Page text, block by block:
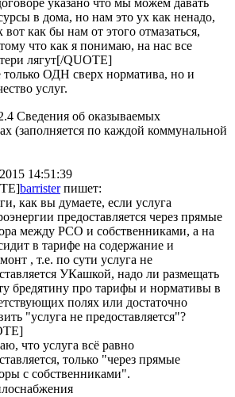
в дома, но нам это ух как ненадо,
вот как бы нам от этого отмазаться,
что как я понимаю, на нас все
лягут[/QUOTE]
ОДН сверх норматива, но и
услуг.
Сведения об оказываемых
(заполняется по каждой коммунальной
14:51:39
barristerпишет:
как вы думаете, если услуга
предоставляется через прямые
между РСО и собственниками, а на
в тарифе на содержание и
, т.е. по сути услуга не
УКашкой, надо ли размещать
бредятину про тарифы и нормативы в
полях или достаточно
"услуга не предоставляется"?
что услуга всё равно
только "через прямые
с собственниками".